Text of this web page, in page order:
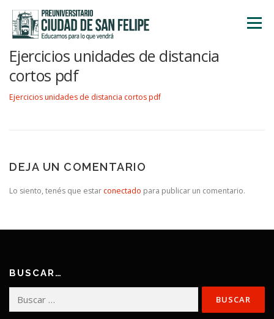
contenido
Menú
INICIO NOSOTROS
Ejercicios unidades de distancia
cortos pdf
Ejercicios unidades de distancia cortos pdf
DEJA UN COMENTARIO
Lo siento, tenés que estar conectado para publicar un comentario.
BUSCAR…